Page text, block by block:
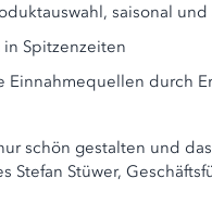
saisonal
in Spitzenzeiten
Einnahmequellen durch
schön gestalten und
Stefan Stüwer,